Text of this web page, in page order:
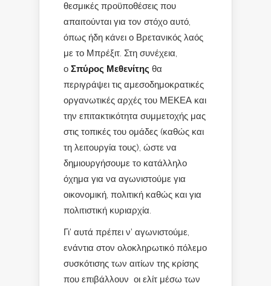
θεσμικές προϋποθέσεις που
απαιτούνται για τον στόχο αυτό,
όπως ήδη κάνει ο Βρετανικός λαός
με το Μπρέξιτ. Στη συνέχεια,
ο Σπύρος Μεθενίτης θα
περιγράψει τις αμεσοδημοκρατικές
οργανωτικές αρχές του ΜΕΚΕΑ και
την επιτακτικότητα συμμετοχής μας
στις τοπικές του ομάδες (καθώς και
τη λειτουργία τους), ώστε να
δημιουργήσουμε το κατάλληλο
όχημα για να αγωνιστούμε για
οικονομική, πολιτική καθώς και για
πολιτιστική κυριαρχία.
Γι’ αυτά πρέπει ν’ αγωνιστούμε,
ενάντια στον ολοκληρωτικό πόλεμο
συσκότισης των αιτίων της κρίσης
που επιβάλλουν οι ελίτ μέσω των